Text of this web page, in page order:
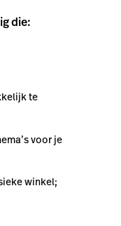
die:
te
voor je
winkel;